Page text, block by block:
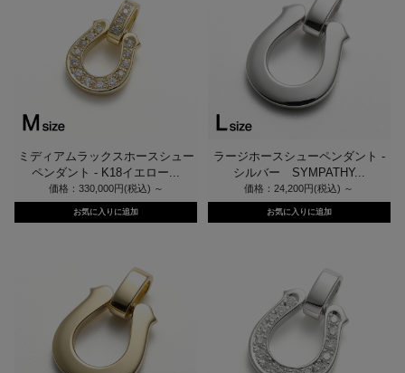
ミディアムラックスホースシュー
ペンダント - K18イエロー...
価格：330,000円(税込) ～
ラージホースシューペンダント -
シルバー SYMPATHY...
価格：24,200円(税込) ～